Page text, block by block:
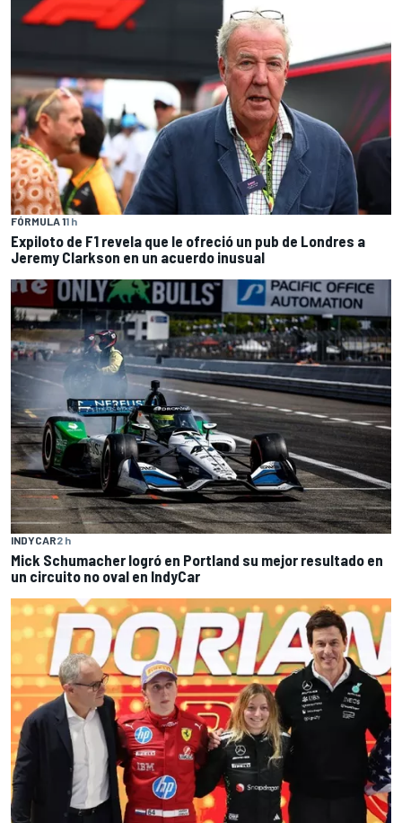
FÓRMULA 11 h
Expiloto de F1 revela que le ofreció un pub de Londres a
Jeremy Clarkson en un acuerdo inusual
INDYCAR2 h
Mick Schumacher logró en Portland su mejor resultado en
un circuito no oval en IndyCar